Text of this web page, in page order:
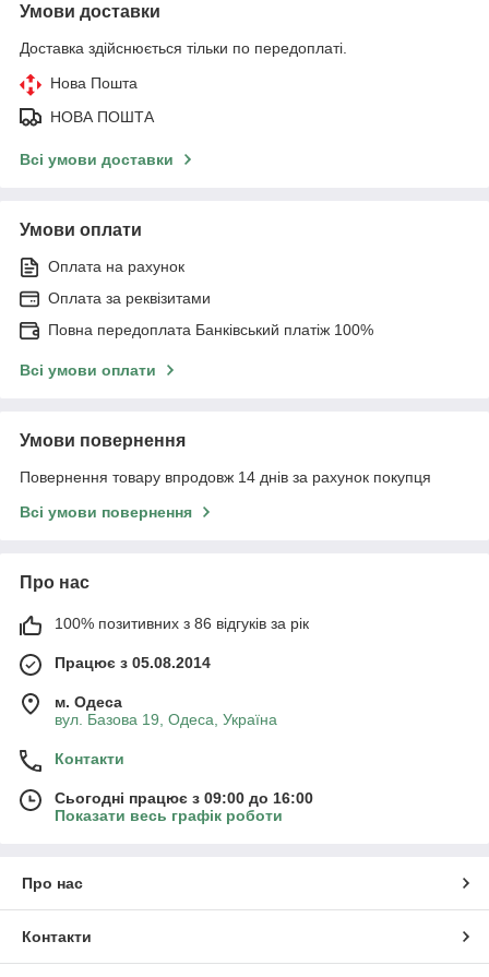
Умови доставки
Доставка здійснюється тільки по передоплаті.
Нова Пошта
НОВА ПОШТА
Всі умови доставки
Умови оплати
Оплата на рахунок
Оплата за реквізитами
Повна передоплата Банківський платіж 100%
Всі умови оплати
Умови повернення
Повернення товару впродовж 14 днів за рахунок покупця
Всі умови повернення
Про нас
100% позитивних з 86 відгуків за рік
Працює з 05.08.2014
м. Одеса
вул. Базова 19, Одеса, Україна
Контакти
Сьогодні працює з 09:00 до 16:00
Показати весь графік роботи
Про нас
Контакти